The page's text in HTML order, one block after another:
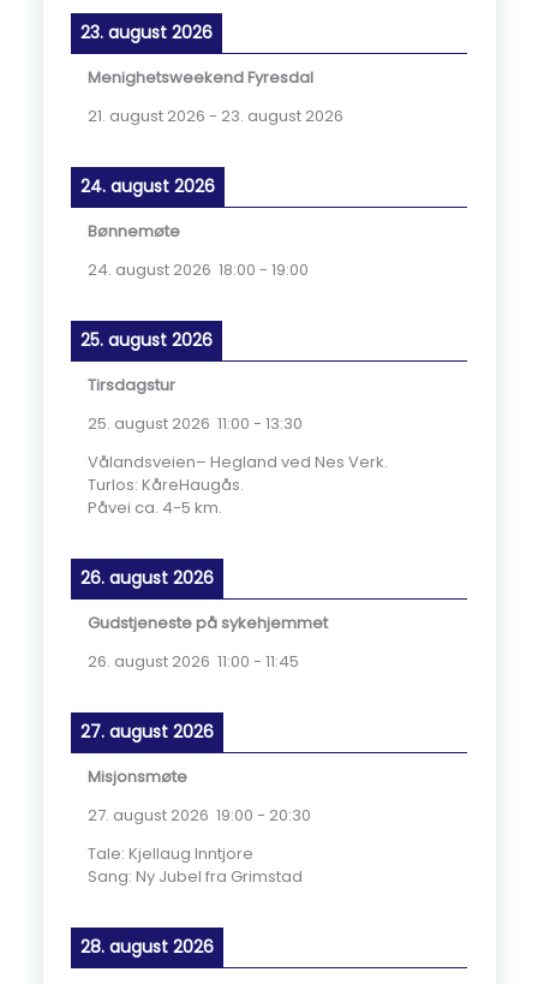
23. august 2026
Menighetsweekend Fyresdal
21. august 2026 - 23. august 2026
24. august 2026
Bønnemøte
24. august 2026 18:00 - 19:00
25. august 2026
Tirsdagstur
25. august 2026 11:00 - 13:30
Vålandsveien– Hegland ved Nes Verk.
Turlos: KåreHaugås.
Påvei ca. 4-5 km.
26. august 2026
Gudstjeneste på sykehjemmet
26. august 2026 11:00 - 11:45
27. august 2026
Misjonsmøte
27. august 2026 19:00 - 20:30
Tale: Kjellaug Inntjore
Sang: Ny Jubel fra Grimstad
28. august 2026